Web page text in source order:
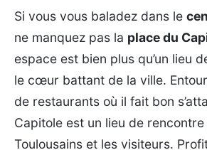
Si vous vous baladez dans le
ne manquez pas la place du
espace est bien plus qu’un lieu
le cœur battant de la ville.
de restaurants où il fait bon
Capitole est un lieu de
Toulousains et les visiteurs.